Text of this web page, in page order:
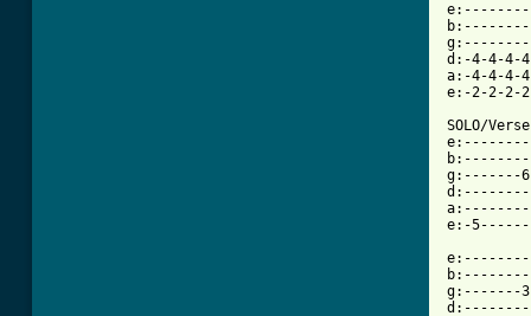
d:-4-4-4-
a:-4-4-4-
e:-2-2-2-
SOLO/Verse
g:-------
e:-
g:-------